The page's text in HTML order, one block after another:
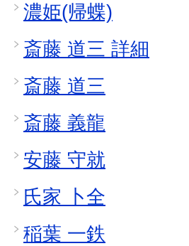
濃姫(帰蝶)
斎藤 道三 詳細
斎藤 道三
斎藤 義龍
安藤 守就
氏家 卜全
稲葉 一鉄